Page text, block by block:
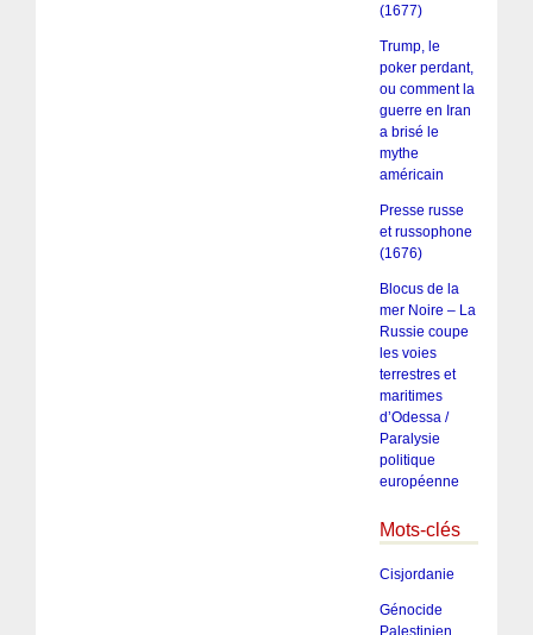
(1677)
Trump, le
poker perdant,
ou comment la
guerre en Iran
a brisé le
mythe
américain
Presse russe
et russophone
(1676)
Blocus de la
mer Noire – La
Russie coupe
les voies
terrestres et
maritimes
d’Odessa /
Paralysie
politique
européenne
Mots-clés
Cisjordanie
Génocide
Palestinien